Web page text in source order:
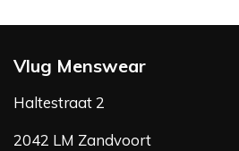
Vlug Menswear
Haltestraat 2
2042 LM Zandvoort